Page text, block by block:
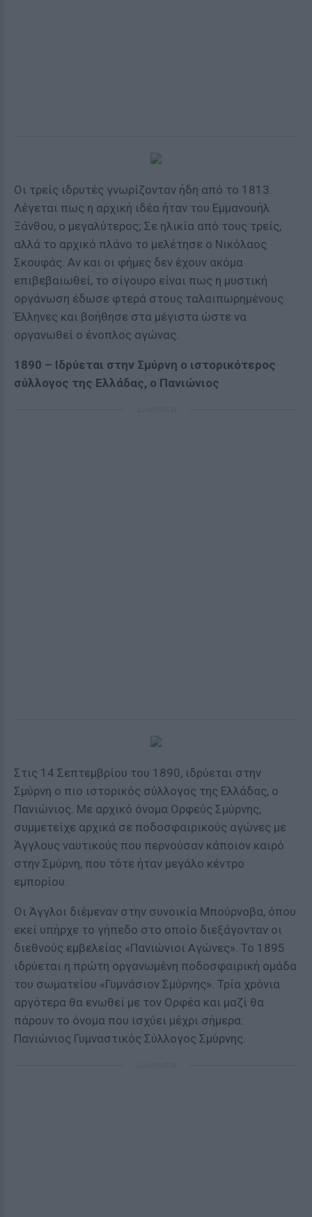
Οι τρείς ιδρυτές γνωρίζονταν ήδη από το 1813.
Λέγεται πως η αρχική ιδέα ήταν του Εμμανουήλ
Ξάνθου, ο μεγαλύτερος; Σε ηλικία από τους τρείς,
αλλά το αρχικό πλάνο το μελέτησε ο Νικόλαος
Σκουφάς. Αν και οι φήμες δεν έχουν ακόμα
επιβεβαιωθεί, το σίγουρο είναι πως η μυστική
οργάνωση έδωσε φτερά στους ταλαιπωρημένους
Έλληνες και βοήθησε στα μέγιστα ώστε να
οργανωθεί ο ένοπλος αγώνας.
1890 – Ιδρύεται στην Σμύρνη ο ιστορικότερος
σύλλογος της Ελλάδας, ο Πανιώνιος
Στις 14 Σεπτεμβρίου του 1890, ιδρύεται στην
Σμύρνη ο πιο ιστορικός σύλλογος της Ελλάδας, ο
Πανιώνιος. Με αρχικό όνομα Ορφεύς Σμύρνης,
συμμετείχε αρχικά σε ποδοσφαιρικούς αγώνες με
Άγγλους ναυτικούς που περνούσαν κάποιον καιρό
στην Σμύρνη, που τότε ήταν μεγάλο κέντρο
εμπορίου.
Οι Άγγλοι διέμεναν στην συνοικία Μπούρνοβα, όπου
εκεί υπήρχε το γήπεδο στο οποίο διεξάγονταν οι
διεθνούς εμβελείας «Πανιώνιοι Αγώνες». Το 1895
ιδρύεται η πρώτη οργανωμένη ποδοσφαιρική ομάδα
του σωματείου «Γυμνάσιον Σμύρνης». Τρία χρόνια
αργότερα θα ενωθεί με τον Ορφέα και μαζί θα
πάρουν το όνομα που ισχύει μέχρι σήμερα:
Πανιώνιος Γυμναστικός Σύλλογος Σμύρνης.